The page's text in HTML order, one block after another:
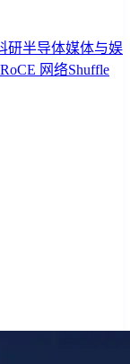
研半导体媒体与娱
RoCE 网络Shuffle